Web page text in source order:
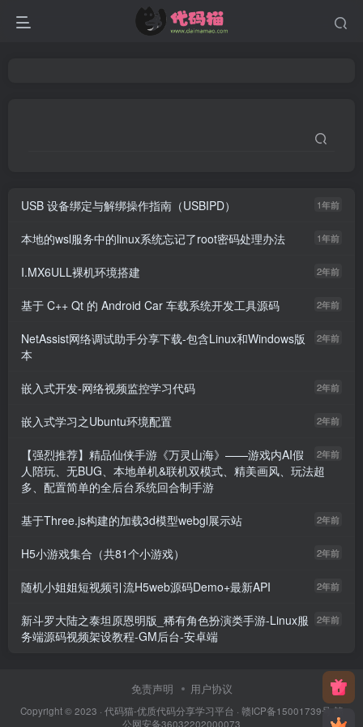
1年前
USB 设备绑定与解绑操作指南（USBIPD）
1年前
本地的wsl服务中的linux系统忘记了root密码处理办法
2年前
I.MX6ULL裸机环境搭建
2年前
基于 C++ Qt 的 Android Car 车载系统开发工具源码
2年前
NetAssist网络调试助手分享下载-包含Linux和Windows版
本
2年前
嵌入式开发-网络视频监控学习代码
2年前
嵌入式学习之Ubuntu环境配置
2年前
【强烈推荐】精品仙侠手游《万灵山海》——游戏内AI假
人陪玩、无BUG、本地单机&联机双模式、精美画风、玩法超
多、配置简单的全后台系统回合制手游
2年前
基于Three.js构建的加载3d模型webgl展示站
2年前
H5小游戏集合（共81个小游戏）
2年前
随机小姐姐短视频引流H5web源码Demo+最新API
2年前
新斗罗大陆之泰坦原恩明版_稀有角色扮演类手游-Linux服
务端源码视频架设教程-GM后台-安卓端
免责声明 用户协议
Copyright © 2023 · 代码猫-优质代码分享学习平台 · 赣ICP备15001739号 赣
公网安备36032202000073